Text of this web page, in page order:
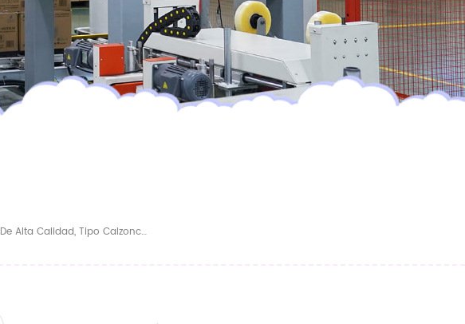
Pañales Para Bebé De Alta Calidad, Tipo Calzoncillos Tipo Pull-Up, Fáciles De Usar Y Desechables.